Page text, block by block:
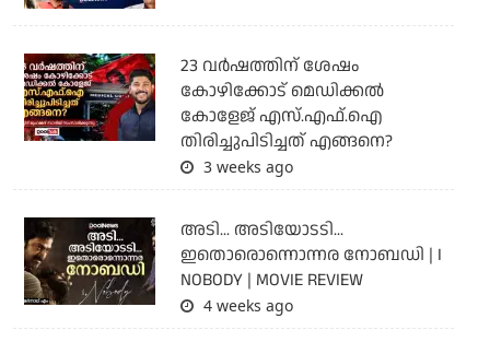
23 വർഷത്തിന് ശേഷം
കോഴിക്കോട് മെഡിക്കൽ
കോളേജ് എസ്.എഫ്.ഐ
തിരിച്ചുപിടിച്ചത് എങ്ങനെ?
3 weeks ago
അടി... അടിയോടടി...
ഇതൊരൊന്നൊന്നര നോബഡി | I
NOBODY | MOVIE REVIEW
4 weeks ago